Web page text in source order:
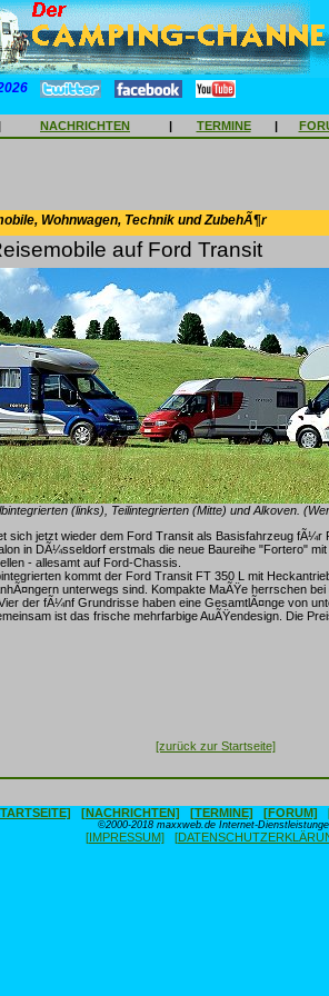
NACHRICHTEN | TERMINE |
Wohnwagen, Technik und ZubehÃ¶r
auf Ford Transit
(links), Teilintegrierten (Mitte) und Alkoven.
sich jetzt wieder dem Ford Transit als Basisfahrzeug fÃ¼r
in DÃ¼sseldorf erstmals die neue Baureihe "Fortero"
- allesamt auf Ford-Chassis.
kommt der Ford Transit FT 350 L mit
unterwegs sind. Kompakte MaÃŸe herrschen
der fÃ¼nf Grundrisse haben eine GesamtlÃ¤nge von
ist das frische mehrfarbige AuÃŸendesign. Die
[zurück zur Startseite]
[NACHRICHTEN] [TERMINE] [FORUM]
©2000-2018 maxxweb.de Internet-
[IMPRESSUM]